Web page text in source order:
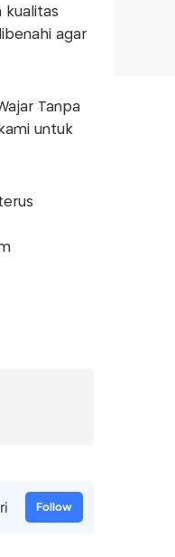
kualitas
agar
Tanpa
untuk
Follow